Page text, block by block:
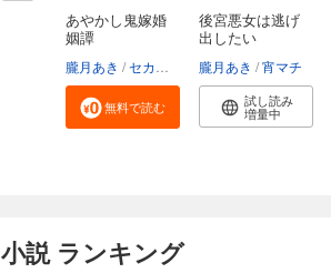
あやかし鬼嫁婚
姻譚
朧月あき セカイメグル
無料で読む
後宮悪女は逃げ
出したい
朧月あき 宵マチ
試し読み
増量中
小説 ランキング